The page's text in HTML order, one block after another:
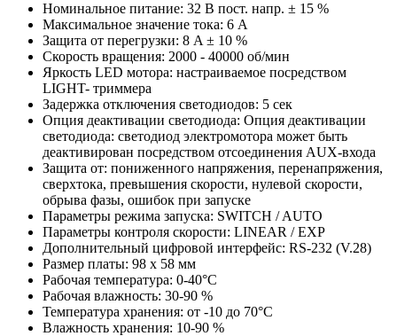
Номинальное питание: 32 В пост. напр. ± 15 %
Максимальное значение тока: 6 A
Защита от перегрузки: 8 A ± 10 %
Скорость вращения: 2000 - 40000 об/мин
Яркость LED мотора: настраиваемое посредством
LIGHT- триммера
Задержка отключения светодиодов: 5 сек
Опция деактивации светодиода: Опция деактивации
светодиода: светодиод электромотора может быть
деактивирован посредством отсоединения AUX-входа
Защита от: пониженного напряжения, перенапряжения,
сверхтока, превышения скорости, нулевой скорости,
обрыва фазы, ошибок при запуске
Параметры режима запуска: SWITCH / AUTO
Параметры контроля скорости: LINEAR / EXP
Дополнительный цифровой интерфейс: RS-232 (V.28)
Размер платы: 98 x 58 мм
Рабочая температура: 0-40°C
Рабочая влажность: 30-90 %
Температура хранения: от -10 до 70°C
Влажность хранения: 10-90 %